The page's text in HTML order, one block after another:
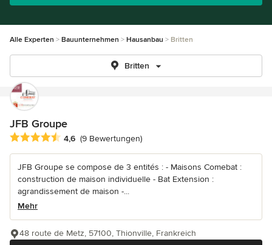
Alle Experten Bauunternehmen Hausanbau Britten
Britten
JFB Groupe
Durchschnittliche Bewertung: 4.6 von 5 Sternen
4,6 (9 Bewertungen)
JFB Groupe se compose de 3 entités : - Maisons Comebat :
construction de maison individuelle - Bat Extension :
agrandissement de maison -...
Mehr
48 route de Metz, 57100, Thionville, Frankreich